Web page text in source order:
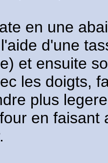
en une
d'une
et ensuite
les doigts,
plus
en faisant